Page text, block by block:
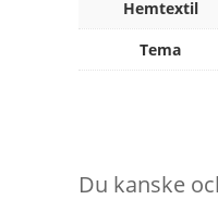
Hemtextil
Tema
Du kanske